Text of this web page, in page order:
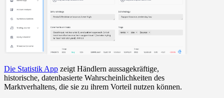
Die Statistik App zeigt Händlern aussagekräftige,
historische, datenbasierte Wahrscheinlichkeiten des
Marktverhaltens, die sie zu ihrem Vorteil nutzen können.